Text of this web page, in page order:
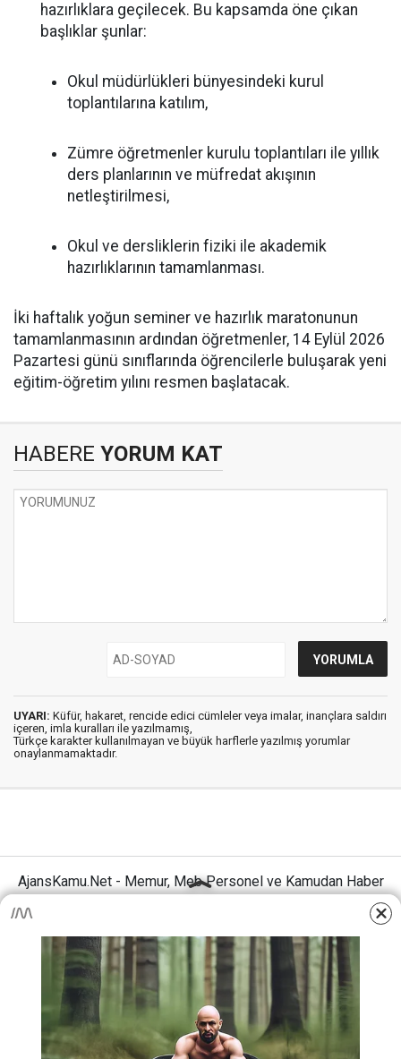
hazırlıklara geçilecek. Bu kapsamda öne çıkan
başlıklar şunlar:
Okul müdürlükleri bünyesindeki kurul
toplantılarına katılım,
Zümre öğretmenler kurulu toplantıları ile yıllık
ders planlarının ve müfredat akışının
netleştirilmesi,
Okul ve dersliklerin fiziki ile akademik
hazırlıklarının tamamlanması.
İki haftalık yoğun seminer ve hazırlık maratonunun
tamamlanmasının ardından öğretmenler, 14 Eylül 2026
Pazartesi günü sınıflarında öğrencilerle buluşarak yeni
eğitim-öğretim yılını resmen başlatacak.
HABERE YORUM KAT
UYARI: Küfür, hakaret, rencide edici cümleler veya imalar, inançlara saldırı
içeren, imla kuralları ile yazılmamış,
Türkçe karakter kullanılmayan ve büyük harflerle yazılmış yorumlar
onaylanmamaktadır.
AjansKamu.Net - Memur, Meb Personel ve Kamudan Haber
Anasayfa Künye İletişim
Gizlilik İlkeleri
Sitene Ekle
MEB Personel – Öğretmen Haberleri